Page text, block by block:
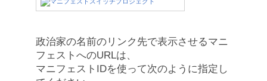
政治家の名前のリンク先で表示させるマニ
フェストへのURLは、
マニフェストIDを使って次のように指定し